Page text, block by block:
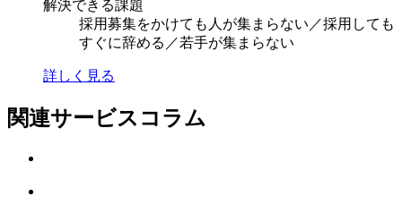
解決できる課題
採用募集をかけても人が集まらない／採用しても
すぐに辞める／若手が集まらない
詳しく見る
関連サービスコラム